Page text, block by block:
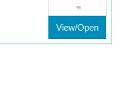
View/Open